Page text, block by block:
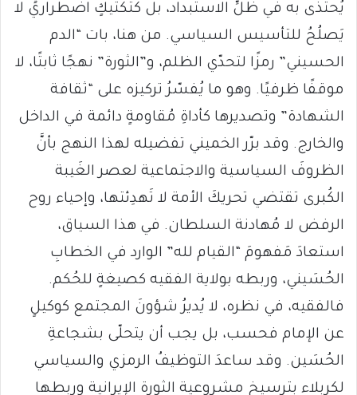
يُحتذى به في ظلِّ الاستبداد، بل كتكتيكٍ اضطراريٍّ لا
يَصلُحُ للتأسيس السياسي. من هنا، بات “الدم
الحسيني” رمزًا لتحدّي الظلم، و”الثورة” نهجًا ثابتًا، لا
موقفًا ظرفيًا. وهو ما يُفسّرُ تركيزه على “ثقافة
الشهادة” وتصديرها كأداةِ مُقاومةٍ دائمة في الداخل
والخارج. وقد برّر الخميني تفضيله لهذا النهج بأنَّ
الظروفَ السياسية والاجتماعية لعصر الغَيبة
الكُبرى تقتضي تحريكَ الأمة لا تَهدِئتها، وإحياء روح
الرفض لا مُهادنة السلطان. في هذا السياق،
استعادَ مَفهومَ “القيام لله” الوارد في الخطابِ
الحُسَيني، وربطه بولاية الفقيه كصيغةٍ للحُكم.
فالفقيه، في نظره، لا يُديرُ شؤونَ المجتمع كوكيلٍ
عن الإمام فحسب، بل يجب أن يتحلّى بشجاعةِ
الحُسَين. وقد ساعدَ التوظيفُ الرمزي والسياسي
لكربلاء بترسيخ مشروعية الثورة الإيرانية وربطها